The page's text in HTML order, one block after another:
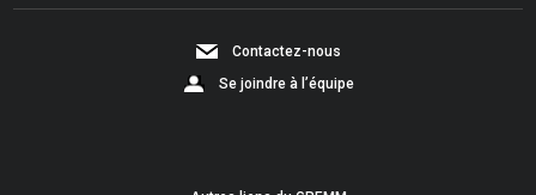
Contactez-nous
Se joindre à l’équipe